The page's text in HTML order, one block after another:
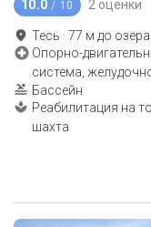
10.0 / 10 2 оценки
Тесь ·77 м до озера
Опорно-
система,
Бассейн
Реабилитация на
шахта